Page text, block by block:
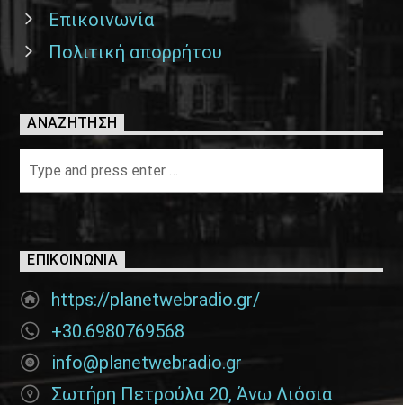
Επικοινωνία
Πολιτική απορρήτου
ΑΝΑΖΉΤΗΣΗ
ΕΠΙΚΟΙΝΩΝΊΑ
https://planetwebradio.gr/
+30.6980769568
info@planetwebradio.gr
Σωτήρη Πετρούλα 20, Άνω Λιόσια